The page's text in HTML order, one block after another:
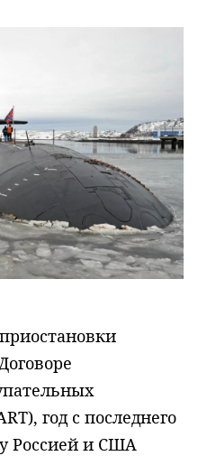
год с последнего
Россией и США